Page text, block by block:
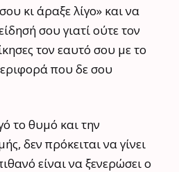
κι άραξε λίγο» και να
σου γιατί ούτε τον
τον εαυτό σου με το
που δε σου
το θυμό και την
δεν πρόκειται να γίνει
είναι να ξενερώσει ο